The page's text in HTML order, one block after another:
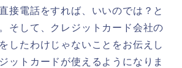
接電話をすれば、いいのでは？と
そして、クレジットカード会社の
したわけじゃないことをお伝えし
ットカードが使えるようになりま